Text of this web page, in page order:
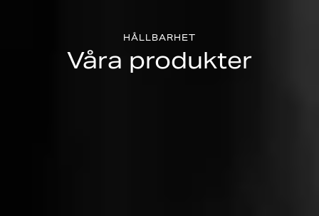
HÅLLBARHET
Våra produkter